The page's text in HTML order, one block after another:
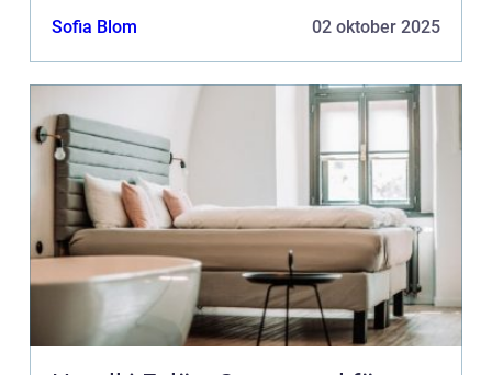
Sofia Blom 02 oktober 2025